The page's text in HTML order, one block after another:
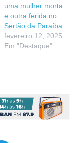
uma mulher morta
e outra ferida no
Sertão da Paraíba
fevereiro 12, 2025
Em "Destaque"